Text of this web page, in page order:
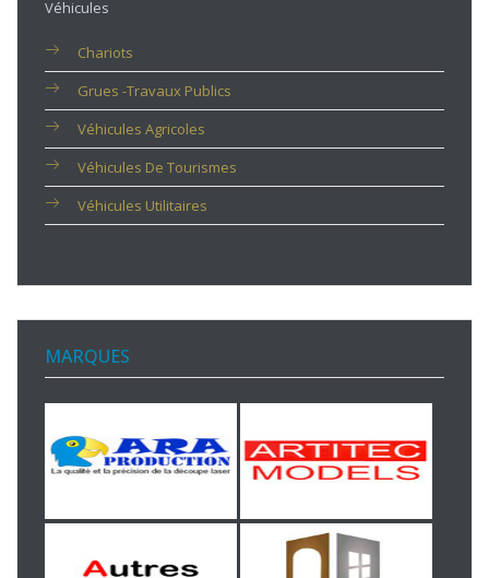
Véhicules
Chariots
Grues -travaux Publics
Véhicules Agricoles
Véhicules De Tourismes
Véhicules Utilitaires
MARQUES